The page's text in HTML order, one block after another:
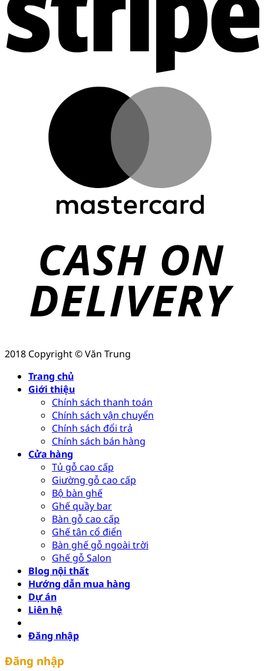
2018 Copyright © Văn Trung
Trang chủ
Giới thiệu
Chính sách thanh toán
Chính sách vận chuyển
Chính sách đổi trả
Chính sách bán hàng
Cửa hàng
Tủ gỗ cao cấp
Giường gỗ cao cấp
Bộ bàn ghế
Ghế quầy bar
Bàn gỗ cao cấp
Ghế tân cổ điển
Bàn ghế gỗ ngoài trời
Ghế gỗ Salon
Blog nội thất
Hướng dẫn mua hàng
Dự án
Liên hệ
Đăng nhập
Đăng nhập